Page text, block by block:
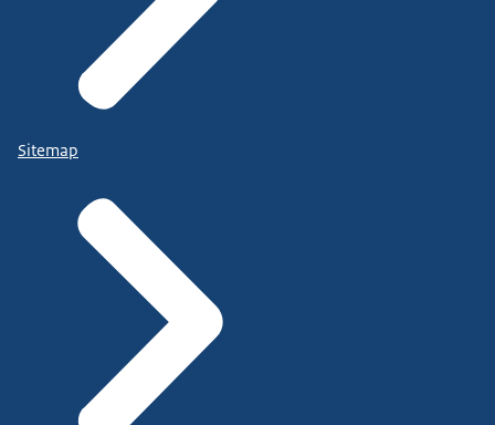
Sitemap